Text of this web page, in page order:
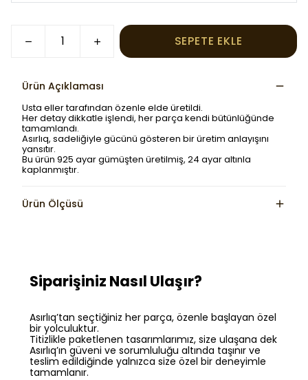
SEPETE EKLE
Ürün Açıklaması
Usta eller tarafından özenle elde üretildi.
Her detay dikkatle işlendi, her parça kendi bütünlüğünde
tamamlandı.
Asırlıq, sadeliğiyle gücünü gösteren bir üretim anlayışını
yansıtır.
Bu ürün 925 ayar gümüşten üretilmiş, 24 ayar altınla
kaplanmıştır.
Ürün Ölçüsü
Siparişiniz Nasıl Ulaşır?
Asırlıq’tan seçtiğiniz her parça, özenle başlayan özel
bir yolculuktur.
Titizlikle paketlenen tasarımlarımız, size ulaşana dek
Asırlıq’ın güveni ve sorumluluğu altında taşınır ve
teslim edildiğinde yalnızca size özel bir deneyimle
tamamlanır.